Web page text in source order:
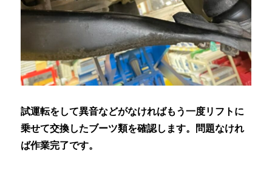
試運転をして異音などがなければもう一度リフトに
乗せて交換したブーツ類を確認します。問題なけれ
ば作業完了です。